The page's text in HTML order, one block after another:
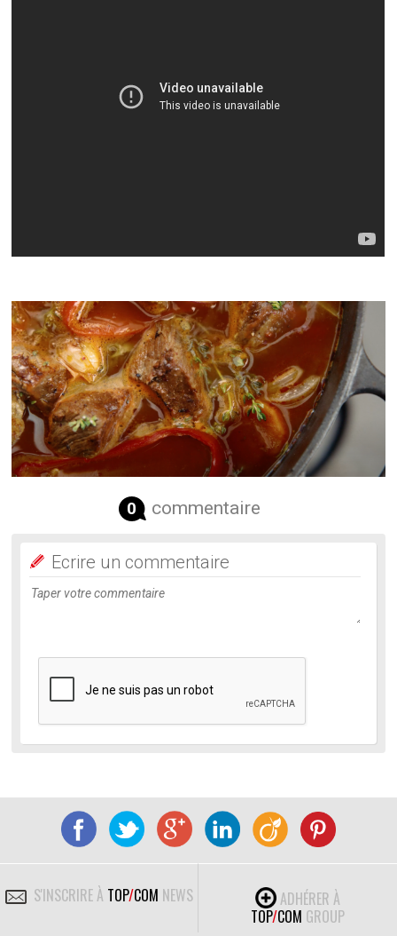
0 commentaire
Ecrire un commentaire
S'INSCRIRE À TOP/COM NEWS
ADHÉRER À
TOP/COM GROUP